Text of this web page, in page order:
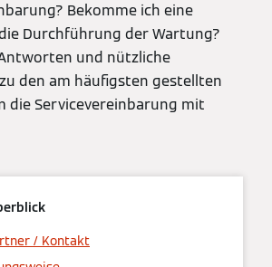
Bekomme ich eine
Durchführung der Wartung?
und nützliche
den am häufigsten gestellten
die Servicevereinbarung mit
/ Kontakt